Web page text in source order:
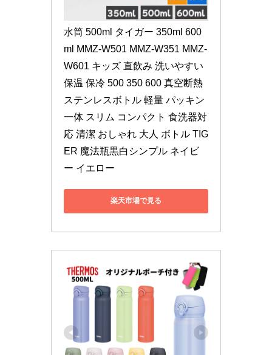
水筒 500ml タイガー 350ml 600
ml MMZ-W501 MMZ-W351 MMZ-
W601 キッズ 直飲み 洗いやすい
保温 保冷 500 350 600 真空断熱
ステンレスボトル 軽量 パッキン
一体 スリム コンパクト 食洗器対
応 清潔 おしゃれ 大人 ボトル TIG
ER 魔法瓶黒白シンプル ネイビ
ー イエロー
楽天市場で見る